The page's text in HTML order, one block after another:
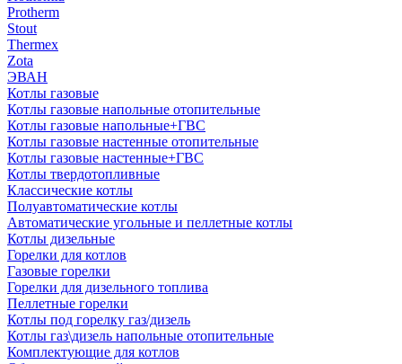
Protherm
Stout
Thermex
Zota
ЭВАН
Котлы газовые
Котлы газовые напольные отопительные
Котлы газовые напольные+ГВС
Котлы газовые настенные отопительные
Котлы газовые настенные+ГВС
Котлы твердотопливные
Классические котлы
Полуавтоматические котлы
Автоматические угольные и пеллетные котлы
Котлы дизельные
Горелки для котлов
Газовые горелки
Горелки для дизельного топлива
Пеллетные горелки
Котлы под горелку газ/дизель
Котлы газ\дизель напольные отопительные
Комплектующие для котлов